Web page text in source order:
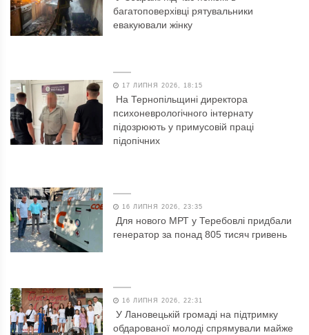
багатоповерхівці рятувальники
евакуювали жінку
17 ЛИПНЯ 2026, 18:15
На Тернопільщині директора
психоневрологічного інтернату
підозрюють у примусовій праці
підопічних
16 ЛИПНЯ 2026, 23:35
Для нового МРТ у Теребовлі придбали
генератор за понад 805 тисяч гривень
16 ЛИПНЯ 2026, 22:31
У Лановецькій громаді на підтримку
обдарованої молоді спрямували майже